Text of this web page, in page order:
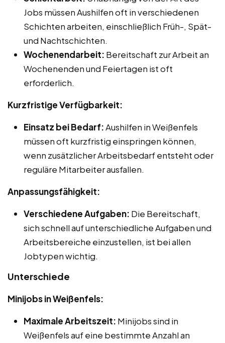
Jobs müssen Aushilfen oft in verschiedenen
Schichten arbeiten, einschließlich Früh-, Spät-
und Nachtschichten.
Wochenendarbeit: Bereitschaft zur Arbeit an
Wochenenden und Feiertagen ist oft
erforderlich.
Kurzfristige Verfügbarkeit:
Einsatz bei Bedarf:Aushilfen in Weißenfels
müssen oft kurzfristig einspringen können,
wenn zusätzlicher Arbeitsbedarf entsteht oder
reguläre Mitarbeiter ausfallen.
Anpassungsfähigkeit:
Verschiedene Aufgaben: Die Bereitschaft,
sich schnell auf unterschiedliche Aufgaben und
Arbeitsbereiche einzustellen, ist bei allen
Jobtypen wichtig.
Unterschiede
Minijobs in Weißenfels:
Maximale Arbeitszeit: Minijobs sind in
Weißenfels auf eine bestimmte Anzahl an